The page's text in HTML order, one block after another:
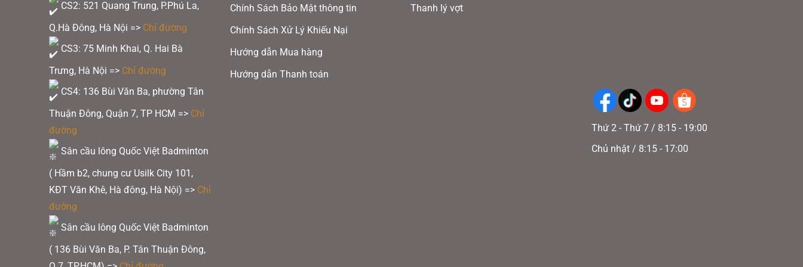
chọn
có
thể
chọn
CS2: 521 Quang Trung, P.Phú La,
Q.Hà Đông, Hà Nội => Chỉ đường
CS3: 75 Minh Khai, Q. Hai Bà
Trưng, Hà Nội => Chỉ đường
CS4: 136 Bùi Văn Ba, phường Tân
Thuận Đông, Quận 7, TP HCM => Chỉ
đường
Sân cầu lông Quốc Việt Badminton
( Hầm b2, chung cư Usilk City 101,
KĐT Văn Khê, Hà đông, Hà Nội) => Chỉ
đường
Sân cầu lông Quốc Việt Badminton
( 136 Bùi Văn Ba, P. Tân Thuận Đông,
Chính Sách Bảo Mật thông tin
Chính Sách Xử Lý Khiếu Nại
Hướng dẫn Mua hàng
Hướng dẫn Thanh toán
Thanh lý vợt
Thứ 2 - Thứ 7 / 8:15 - 19:00
Chủ nhật / 8:15 - 17:00